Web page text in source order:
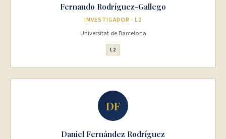
Fernando Rodríguez-Gallego
INVESTIGADOR · L2
Universitat de Barcelona
L2
DF
Daniel Fernández Rodríguez